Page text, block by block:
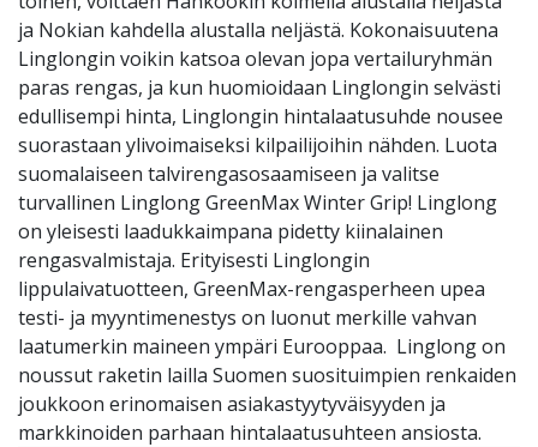
ja Nokian kahdella alustalla neljästä. Kokonaisuutena
Linglongin voikin katsoa olevan jopa vertailuryhmän
paras rengas, ja kun huomioidaan Linglongin selvästi
edullisempi hinta, Linglongin hintalaatusuhde nousee
suorastaan ylivoimaiseksi kilpailijoihin nähden. Luota
suomalaiseen talvirengasosaamiseen ja valitse
turvallinen Linglong GreenMax Winter Grip! Linglong
on yleisesti laadukkaimpana pidetty kiinalainen
rengasvalmistaja. Erityisesti Linglongin
lippulaivatuotteen, GreenMax-rengasperheen upea
testi- ja myyntimenestys on luonut merkille vahvan
laatumerkin maineen ympäri Eurooppaa. Linglong on
noussut raketin lailla Suomen suosituimpien renkaiden
joukkoon erinomaisen asiakastyytyväisyyden ja
markkinoiden parhaan hintalaatusuhteen ansiosta.